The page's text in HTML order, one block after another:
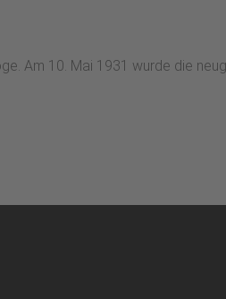
Am 10. Mai 1931 wurde die